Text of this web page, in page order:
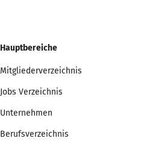
Hauptbereiche
Mitgliederverzeichnis
Jobs Verzeichnis
Unternehmen
Berufsverzeichnis